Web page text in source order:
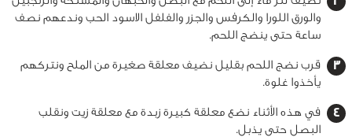
والورق اللورا والكرفس والجزر والفلفل الاسود الحب وندعهم نصف
ساعة حتى ينضج اللحم.
قرب نضج اللحم بقليل نضيف معلقة صغيرة من الملح ونتركهم
يأخذوا غلوة.
في هذه الأثناء نضع معلقة كبيرة زبدة مع معلقة زيت ونقلب
البصل حتى يذبل.